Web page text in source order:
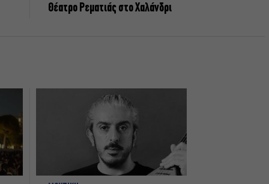
Θέατρο Ρεματιάς στο Χαλάνδρι